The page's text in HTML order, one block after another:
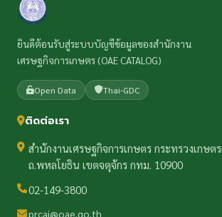
ยินดีต้อนรับสู่ระบบบัญชีข้อมูลของสำนักงาน
เศรษฐกิจการเกษตร (OAE CATALOG)
Open Data Thai-GDC
ติดต่อเรา
สำนักงานเศรษฐกิจการเกษตร กระทรวงเกษ
ถ.พหลโยธิน เขตจตุจักร กทม. 10900
02-149-3800
prcai@oae.go.th